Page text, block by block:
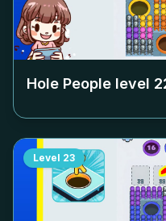
Hole People level
Level 23